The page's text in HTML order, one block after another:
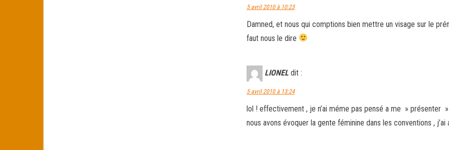
5 avril 2010 à 10:23
Damned, et nous qui comptions bien mettre un visage sur le
faut nous le dire
LIONEL dit :
5 avril 2010 à 13:24
lol ! effectivement , je n’ai méme pas pensé a me » présenter
nous avons évoquer la gente féminine dans les conventions ,